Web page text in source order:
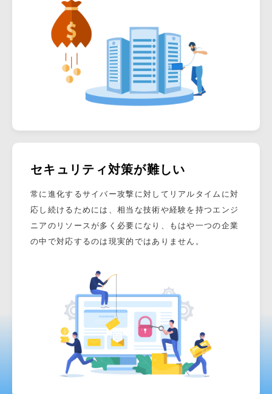
セキュリティ対策が難しい
常に進化するサイバー攻撃に対してリアルタイムに対
応し続けるためには、相当な技術や経験を持つエンジ
ニアのリソースが多く必要になり、もはや一つの企業
の中で対応するのは現実的ではありません。